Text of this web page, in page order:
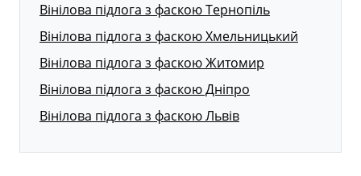
Вінілова підлога з фаскою Тернопіль
Вінілова підлога з фаскою Хмельницький
Вінілова підлога з фаскою Житомир
Вінілова підлога з фаскою Дніпро
Вінілова підлога з фаскою Львів